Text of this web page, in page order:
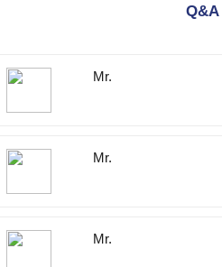
Q&A
Mr.
Mr.
Mr.